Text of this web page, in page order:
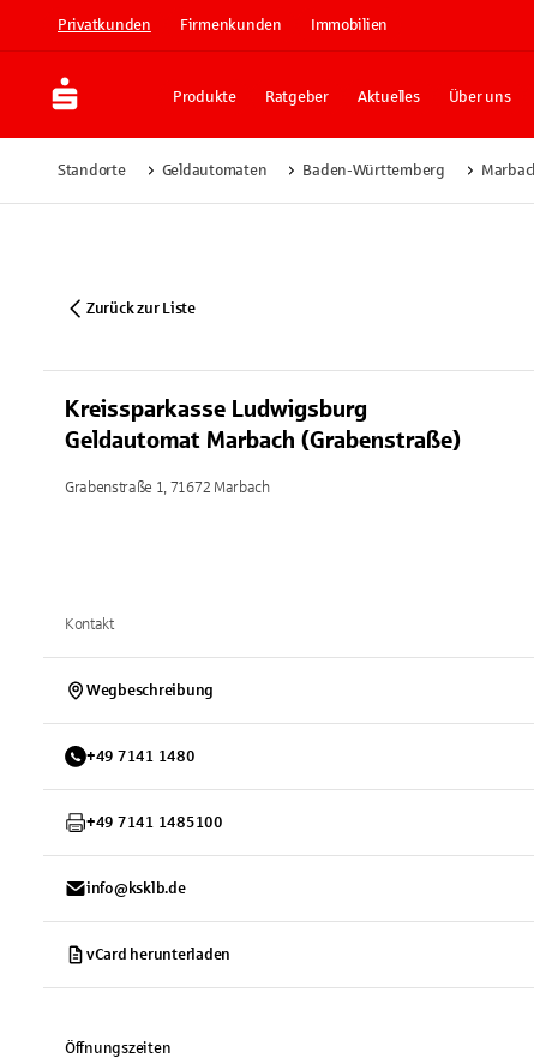
Privatkunden Firmenkunden Immobilien
Produkte Ratgeber Aktuelles Über uns
Standorte Geldautomaten Baden-Württemberg
Zurück zur Liste
Kreissparkasse Ludwigsburg
Geldautomat Marbach (Grabenstraße)
Grabenstraße 1, 71672 Marbach
Kontakt
Wegbeschreibung
+49 7141 1480
+49 7141 1485100
info@ksklb.de
vCard herunterladen
Öffnungszeiten